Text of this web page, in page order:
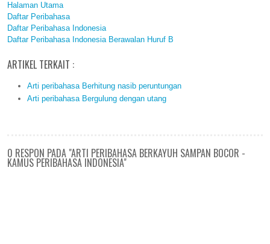
Halaman Utama
Daftar Peribahasa
Daftar Peribahasa Indonesia
Daftar Peribahasa Indonesia Berawalan Huruf B
ARTIKEL TERKAIT :
Arti peribahasa Berhitung nasib peruntungan
Arti peribahasa Bergulung dengan utang
0 RESPON PADA "ARTI PERIBAHASA BERKAYUH SAMPAN BOCOR -
KAMUS PERIBAHASA INDONESIA"